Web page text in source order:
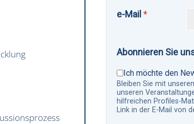
e-Mail *
Abonnieren Sie
Ich möchte den
Bleiben Sie mit
unseren
hilfreichen Profiles-
Link in der E-Mail von